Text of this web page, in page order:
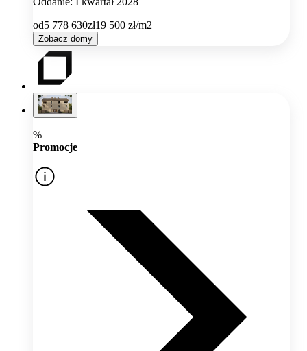
od5 778 630zł19 500 zł/m2
Zobacz domy
%
Promocje